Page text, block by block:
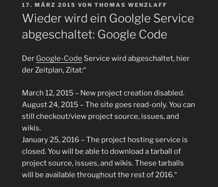
VERÖFFENTLICHT
AM
17. MÄRZ 2015 VON THOMAS WENZLAFF
Wieder wird ein Goolgle Service
abgeschaltet: Google Code
Der Google-Code Service wird abgeschaltet, hier
der Zeitplan, Zitat:“
March 12, 2015 – New project creation disabled.
August 24, 2015 – The site goes read-only. You can
still checkout/view project source, issues, and
wikis.
January 25, 2016 – The project hosting service is
closed. You will be able to download a tarball of
project source, issues, and wikis. These tarballs
will be available throughout the rest of 2016.“